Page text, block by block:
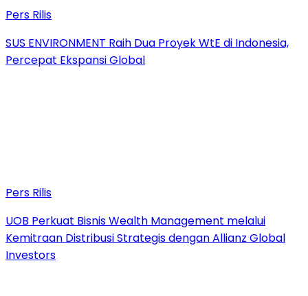
Pers Rilis
SUS ENVIRONMENT Raih Dua Proyek WtE di Indonesia,
Percepat Ekspansi Global
Pers Rilis
UOB Perkuat Bisnis Wealth Management melalui
Kemitraan Distribusi Strategis dengan Allianz Global
Investors